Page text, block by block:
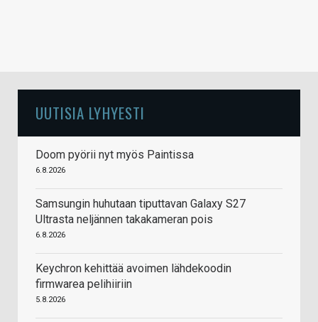
UUTISIA LYHYESTI
Doom pyörii nyt myös Paintissa
6.8.2026
Samsungin huhutaan tiputtavan Galaxy S27
Ultrasta neljännen takakameran pois
6.8.2026
Keychron kehittää avoimen lähdekoodin
firmwarea pelihiiriin
5.8.2026